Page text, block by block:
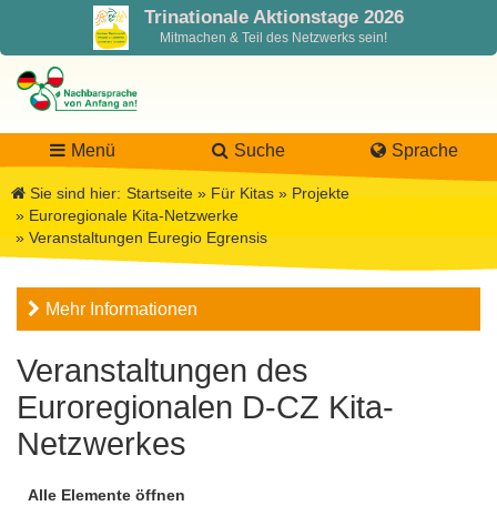
Trinationale Aktionstage 2026
Mitmachen & Teil des Netzwerks sein!
Menü Suche Sprache
LaNa
Unser Leitbild
DPJW Zentralstelle
Blog LaNa
Newsletter
Förderung
Materialien
Sie sind hier: Startseite » Für Kitas » Projekte
» Euroregionale Kita-Netzwerke
» Veranstaltungen Euregio Egrensis
Mehr Informationen
Veranstaltungen des
Euroregionalen D-CZ Kita-
Netzwerkes
Alle Elemente öffnen